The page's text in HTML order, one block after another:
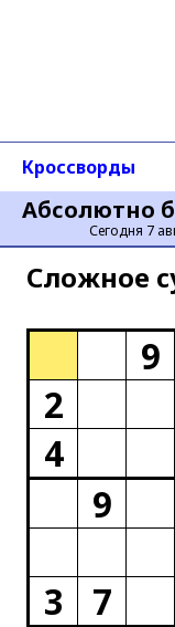
Абсолютно
Сегодня 7
Кроссворды
Сложное
9
2
4
9
3
7